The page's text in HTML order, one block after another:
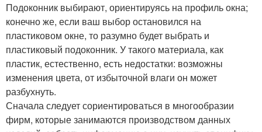
Подоконник выбирают, ориентируясь на профиль окна;
конечно же, если ваш выбор остановился на
пластиковом окне, то разумно будет выбрать и
пластиковый подоконник. У такого материала, как
пластик, естественно, есть недостатки: возможны
изменения цвета, от избыточной влаги он может
разбухнуть.
Сначала следует сориентироваться в многообразии
фирм, которые занимаются производством данных